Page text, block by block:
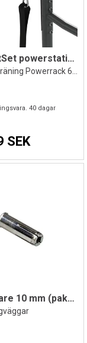
EXIT GetSet powerstation PS620
40dagar
SEK
Slagankare 10 mm (paket à 10st.)